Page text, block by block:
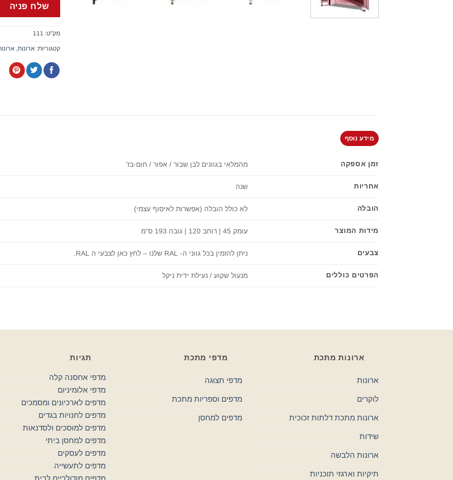
שלח פניה
מק"ט: 111
קטגוריות: ארונות,
מידע נוסף
זמן אספקה מהמלאי בגוונים לבן שבור / אפור / חום-בז'
אחריות שנה
הובלה לא כולל הובלה (אפשרות לאיסוף עצמי)
מידות המוצר עומק 45 | רוחב 120 | גובה 193 ס"מ
צבעים ניתן להזמין בכל גווני ה- RAL שלנו – לחץ כאן לצבעי ה RAL.
הפרטים כוללים מנעול שקוע / נעילת ידית ניקל
ארונות מתכת
ארונות
לוקרים
ארונות מתכת דלתות זכוכית
שידות
ארונות הלבשה
תיקיות וארגזי תוכניות
מדפי מתכת
מדפי תצוגה
מדפים וספריות מתכת
מדפים למחסן
תגיות
מדפי אחסנה קלה
מדפי אלומיניום
מדפים לארכיונים ומסמכים
מדפים לחנויות בגדים
מדפים למוסכים ולסדנאות
מדפים למחסן ביתי
מדפים לעסקים
מדפים לתעשייה